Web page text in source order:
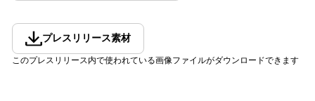
プレスリリース素材
このプレスリリース内で使われている画像ファイルがダウンロードできます